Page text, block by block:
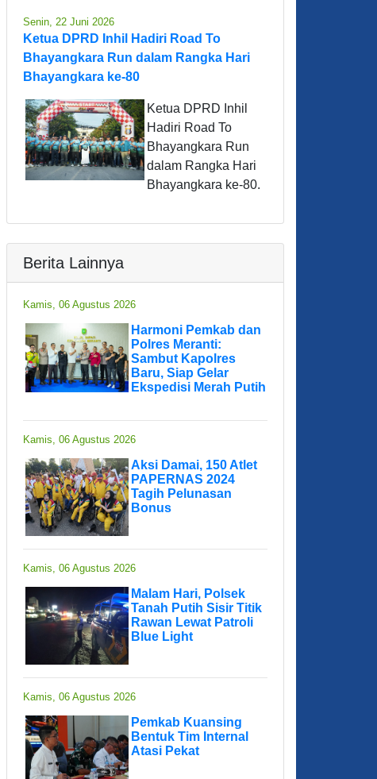
Senin, 22 Juni 2026
Ketua DPRD Inhil Hadiri Road To
Bhayangkara Run dalam Rangka Hari
Bhayangkara ke-80
Ketua DPRD Inhil
Hadiri Road To
Bhayangkara Run
dalam Rangka Hari
Bhayangkara ke-80.
Berita Lainnya
Kamis, 06 Agustus 2026
Harmoni Pemkab dan
Polres Meranti:
Sambut Kapolres
Baru, Siap Gelar
Ekspedisi Merah Putih
Kamis, 06 Agustus 2026
Aksi Damai, 150 Atlet
PAPERNAS 2024
Tagih Pelunasan
Bonus
Kamis, 06 Agustus 2026
Malam Hari, Polsek
Tanah Putih Sisir Titik
Rawan Lewat Patroli
Blue Light
Kamis, 06 Agustus 2026
Pemkab Kuansing
Bentuk Tim Internal
Atasi Pekat